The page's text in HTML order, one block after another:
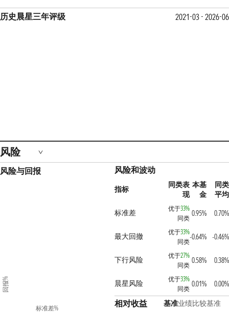
历史晨星三年评级 2021-03 - 2026-06
风险
风险与回报
标准差%
回报%
风险和波动
指标
同类表
现
本基
金
同类
平均
标准差
优于33%
同类
0.95% 0.70%
最大回撤 优于33%
同类
-0.64% -0.46%
下行风险 优于27%
同类
0.58% 0.38%
晨星风险 优于33%
同类
0.01% 0.00%
相对收益 基准业绩比较基准